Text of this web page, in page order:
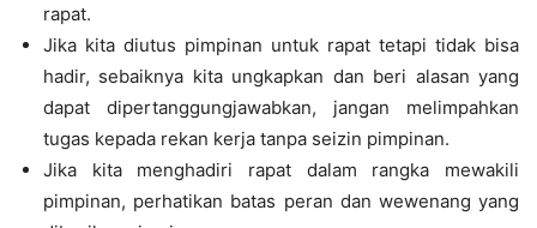
rapat.
Jika kita diutus pimpinan untuk rapat tetapi tidak bisa
hadir, sebaiknya kita ungkapkan dan beri alasan yang
dapat dipertanggungjawabkan, jangan melimpahkan
tugas kepada rekan kerja tanpa seizin pimpinan.
Jika kita menghadiri rapat dalam rangka mewakili
pimpinan, perhatikan batas peran dan wewenang yang